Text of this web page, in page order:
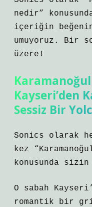
nedir”
içeriğin
umuyoruz. Bir
üzere!
Kayseri’den
Sessiz Bir
Sonics olarak
kez
konusunda sizin
O sabah
romantik bir